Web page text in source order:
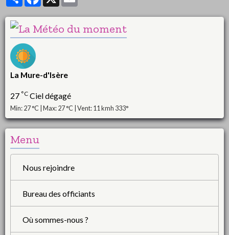
La Mure-d'Isère
27 °C Ciel dégagé
Min: 27 °C | Max: 27 °C | Vent: 11 kmh 333°
Menu
Nous rejoindre
Bureau des officiants
Où sommes-nous ?